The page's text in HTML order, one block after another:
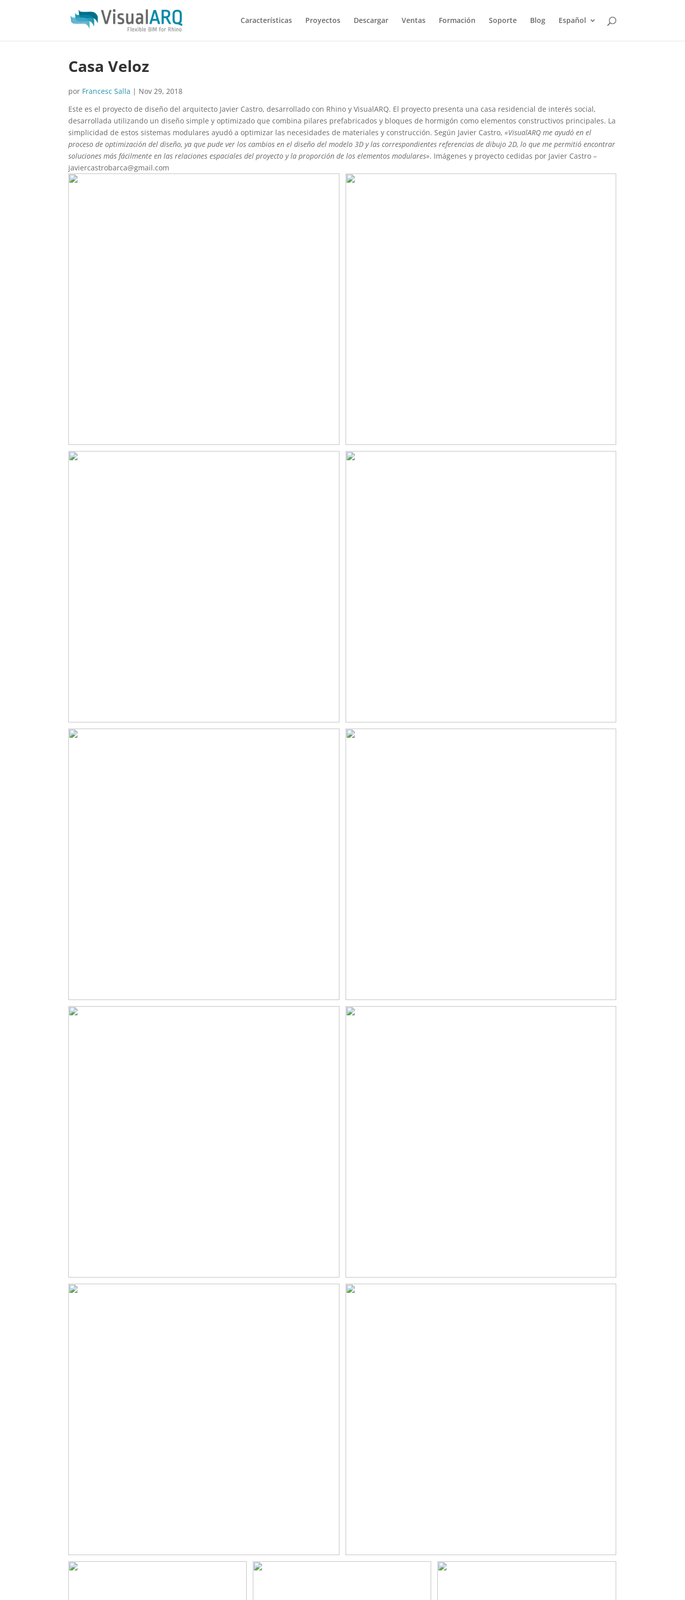
Características Proyectos Descargar Ventas Formación Soporte Blog Español
Casa Veloz
por Francesc Salla | Nov 29, 2018
Este es el proyecto de diseño del arquitecto Javier Castro, desarrollado con Rhino y VisualARQ. El proyecto presenta una casa residencial de interés social,
desarrollada utilizando un diseño simple y optimizado que combina pilares prefabricados y bloques de hormigón como elementos constructivos principales. La
simplicidad de estos sistemas modulares ayudó a optimizar las necesidades de materiales y construcción. Según Javier Castro,«VisualARQ me ayudó en el
proceso de optimización del diseño, ya que pude ver los cambios en el diseño del modelo 3D y las correspondientes referencias de dibujo 2D, lo que me permitió encontrar
soluciones más fácilmente en las relaciones espaciales del proyecto y la proporción de los elementos modulares». Imágenes y proyecto cedidas por Javier Castro –
javiercastrobarca@gmail.com